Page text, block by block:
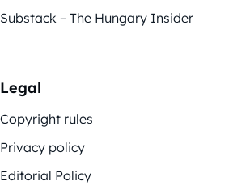
Substack – The Hungary Insider
Legal
Copyright rules
Privacy policy
Editorial Policy